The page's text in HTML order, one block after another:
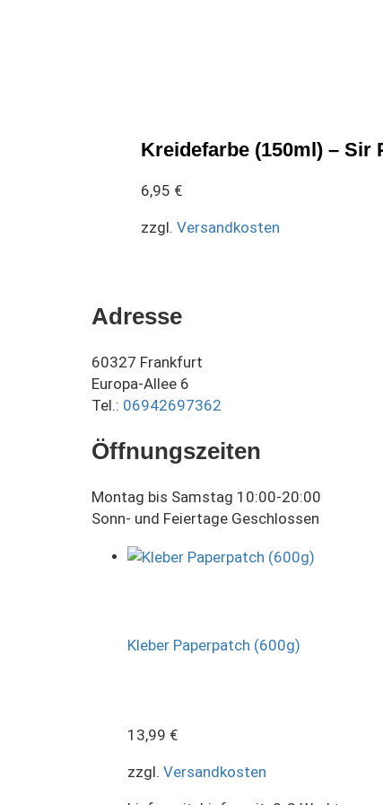
Kreidefarbe (150ml) – Sir
6,95 €
zzgl. Versandkosten
Adresse
60327 Frankfurt
Europa-Allee 6
Tel.: 06942697362
Öffnungszeiten
Montag bis Samstag 10:00-20:00
Sonn- und Feiertage Geschlossen
Kleber Paperpatch (600g)
13,99 €
zzgl. Versandkosten